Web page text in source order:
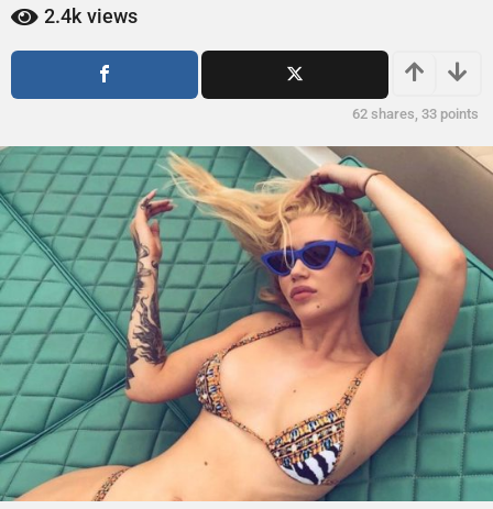
ñ
s
s
a
2.4k views
62 shares, 33 points